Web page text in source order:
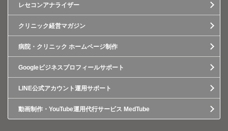
レセコンアナライザー
クリニック経営マガジン
病院・クリニック ホームページ制作
Googleビジネスプロフィールサポート
LINE公式アカウント運用サポート
動画制作・YouTube運用代行サービス MedTube